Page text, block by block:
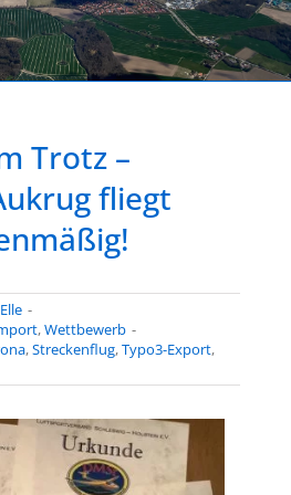
Trotz –
fliegt
Elle -
,Wettbewerb -
,Streckenflug,Typo3-Export,